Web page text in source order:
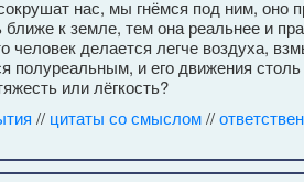
нас, мы гнёмся под ним, оно
к земле, тем она реальнее и
человек делается легче воздуха,
полуреальным, и его движения
или лёгкость?
// цитаты со смыслом//